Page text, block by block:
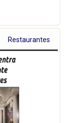
Restaurantes